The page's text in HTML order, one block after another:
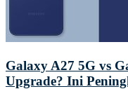
Galaxy A27 5G vs
Upgrade? Ini